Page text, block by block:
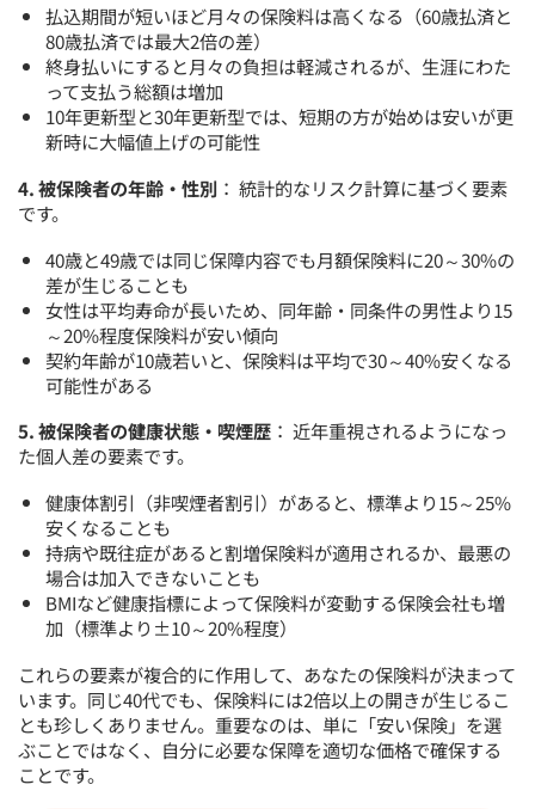
払込期間が短いほど月々の保険料は高くなる（60歳払済と
80歳払済では最大2倍の差）
終身払いにすると月々の負担は軽減されるが、生涯にわた
って支払う総額は増加
10年更新型と30年更新型では、短期の方が始めは安いが更
新時に大幅値上げの可能性
4. 被保険者の年齢・性別 ： 統計的なリスク計算に基づく要素
です。
40歳と49歳では同じ保障内容でも月額保険料に20～30%の
差が生じることも
女性は平均寿命が長いため、同年齢・同条件の男性より15
～20%程度保険料が安い傾向
契約年齢が10歳若いと、保険料は平均で30～40%安くなる
可能性がある
5. 被保険者の健康状態・喫煙歴 ： 近年重視されるようになっ
た個人差の要素です。
健康体割引（非喫煙者割引）があると、標準より15～25%
安くなることも
持病や既往症があると割増保険料が適用されるか、最悪の
場合は加入できないことも
BMIなど健康指標によって保険料が変動する保険会社も増
加（標準より±10～20%程度）
これらの要素が複合的に作用して、あなたの保険料が決まって
います。同じ40代でも、保険料には2倍以上の開きが生じるこ
とも珍しくありません。重要なのは、単に「安い保険」を選
ぶことではなく、自分に必要な保障を適切な価格で確保する
ことです。